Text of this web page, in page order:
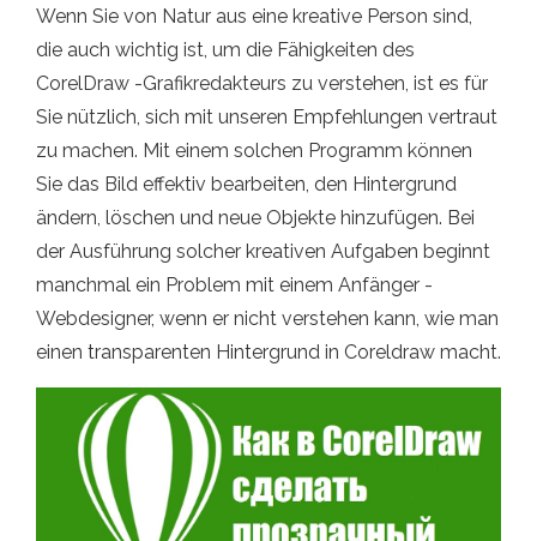
Wenn Sie von Natur aus eine kreative Person sind,
die auch wichtig ist, um die Fähigkeiten des
CorelDraw -Grafikredakteurs zu verstehen, ist es für
Sie nützlich, sich mit unseren Empfehlungen vertraut
zu machen. Mit einem solchen Programm können
Sie das Bild effektiv bearbeiten, den Hintergrund
ändern, löschen und neue Objekte hinzufügen. Bei
der Ausführung solcher kreativen Aufgaben beginnt
manchmal ein Problem mit einem Anfänger -
Webdesigner, wenn er nicht verstehen kann, wie man
einen transparenten Hintergrund in Coreldraw macht.